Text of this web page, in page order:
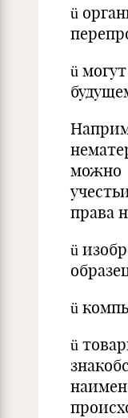
ü
ü
можно
права
ü
ü
ü